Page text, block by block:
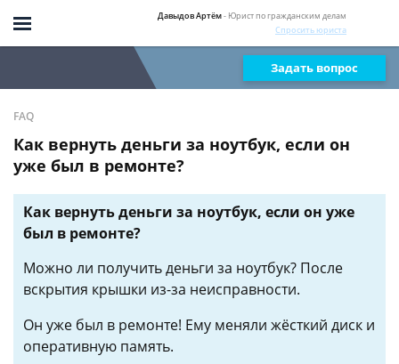
Давыдов Артём- Юрист по гражданским делам
Спросить юриста
Задать вопрос
FAQ
Как вернуть деньги за ноутбук, если он
уже был в ремонте?
Как вернуть деньги за ноутбук, если он уже
был в ремонте?
Можно ли получить деньги за ноутбук? После
вскрытия крышки из-за неисправности.
Он уже был в ремонте! Ему меняли жёсткий диск и
оперативную память.